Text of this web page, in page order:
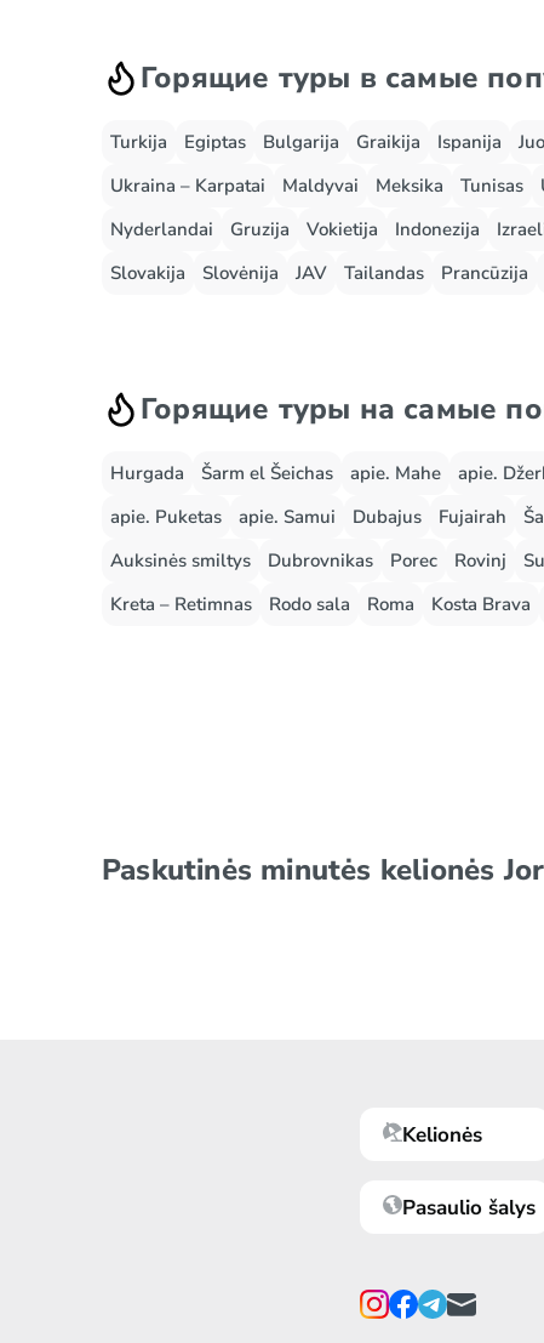
Горящие туры в самые
Turkija Egiptas Bulgarija Graikija Ispanija
Ukraina – Karpatai
Maldyvai Meksika Tunisas
Nyderlandai
Gruzija Vokietija Indonezija
Slovakija
Slovėnija JAV Tailandas Prancūzija
Горящие туры на самые
Hurgada Šarm el Šeichas apie. Mahe apie.
apie. Puketas
apie. Samui Dubajus Fujairah
Auksinės smiltys
Dubrovnikas Porec Rovinj
Kreta – Retimnas
Rodo sala Roma Kosta Brava
Paskutinės minutės kelionės
Kelionės
Pasaulio šalys